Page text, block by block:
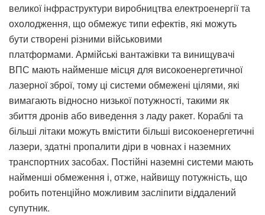
великої інфраструктури виробництва електроенергії та
охолодження, що обмежує типи ефектів, які можуть
бути створені різними військовими
платформами. Армійські вантажівки та винищувачі
ВПС мають найменше місця для високоенергетичної
лазерної зброї, тому ці системи обмежені цілями, які
вимагають відносно низької потужності, такими як
збиття дронів або виведення з ладу ракет. Кораблі та
більші літаки можуть вмістити більші високоенергетичні
лазери, здатні пропалити діри в човнах і наземних
транспортних засобах. Постійні наземні системи мають
найменші обмеження і, отже, найвищу потужність, що
робить потенційно можливим засліпити віддалений
супутник.